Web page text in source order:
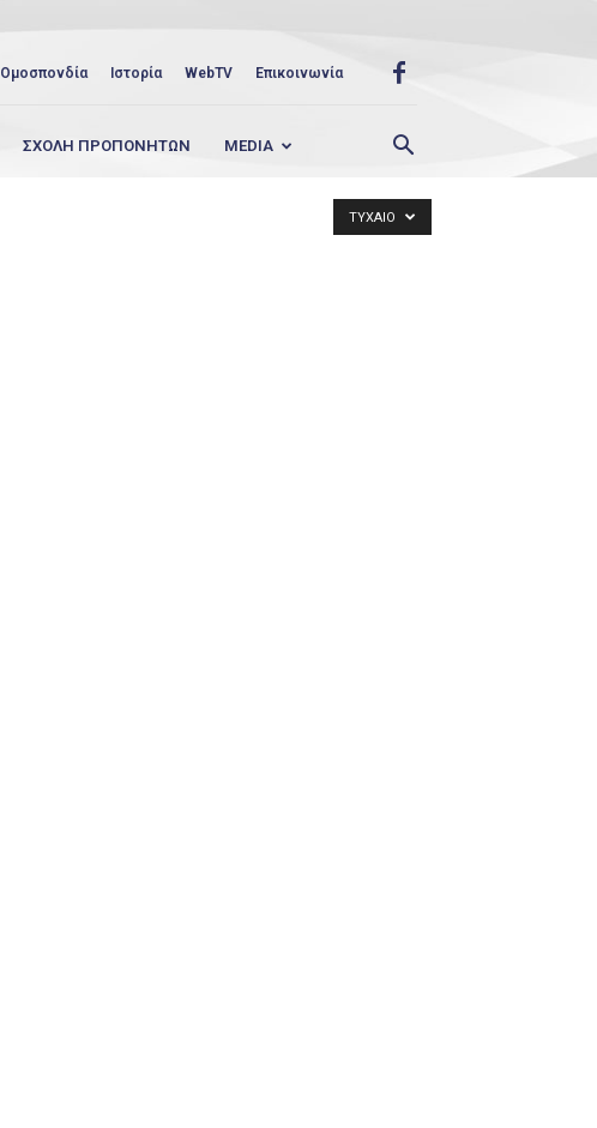
Ομοσπονδία Ιστορία WebTV Επικοινωνία
ΣΧΟΛΗ ΠΡΟΠΟΝΗΤΩΝ MEDIA
ΤΥΧΑΙΟ